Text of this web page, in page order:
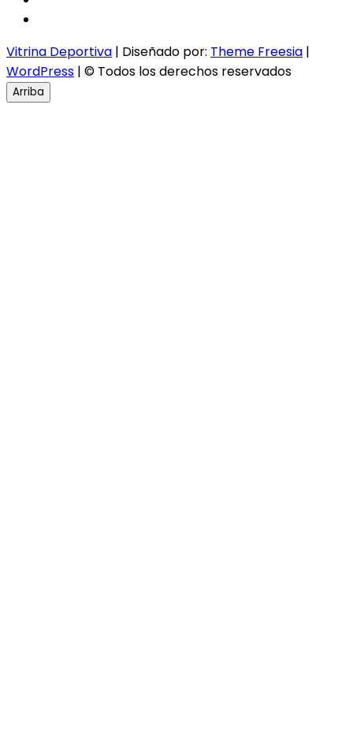
Vitrina Deportiva | Diseñado por: Theme Freesia |
WordPress | © Todos los derechos reservados
Arriba